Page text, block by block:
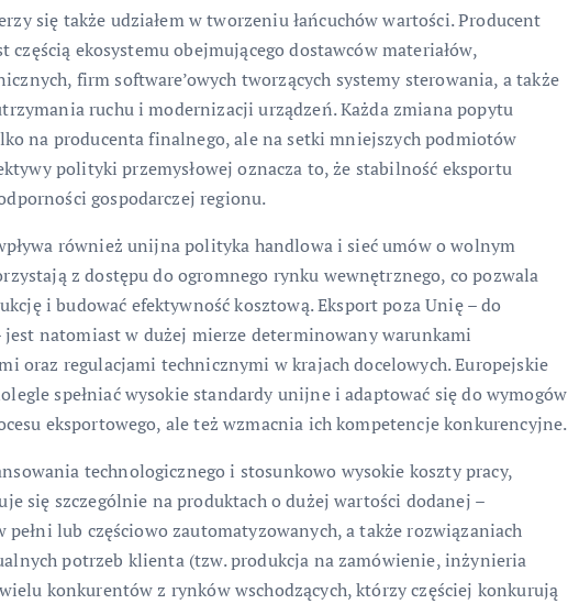
się także udziałem w tworzeniu łańcuchów wartości. Producent
częścią ekosystemu obejmującego dostawców materiałów,
firm software’owych tworzących systemy sterowania, a także
ruchu i modernizacji urządzeń. Każda zmiana popytu
na producenta finalnego, ale na setki mniejszych podmiotów
polityki przemysłowej oznacza to, że stabilność eksportu
gospodarczej regionu.
również unijna polityka handlowa i sieć umów o wolnym
z dostępu do ogromnego rynku wewnętrznego, co pozwala
i budować efektywność kosztową. Eksport poza Unię – do
natomiast w dużej mierze determinowany warunkami
oraz regulacjami technicznymi w krajach docelowych. Europejskie
spełniać wysokie standardy unijne i adaptować się do wymogów
eksportowego, ale też wzmacnia ich kompetencje konkurencyjne.
technologicznego i stosunkowo wysokie koszty pracy,
się szczególnie na produktach o dużej wartości dodanej –
lub częściowo zautomatyzowanych, a także rozwiązaniach
potrzeb klienta (tzw. produkcja na zamówienie, inżynieria
konkurentów z rynków wschodzących, którzy częściej konkurują